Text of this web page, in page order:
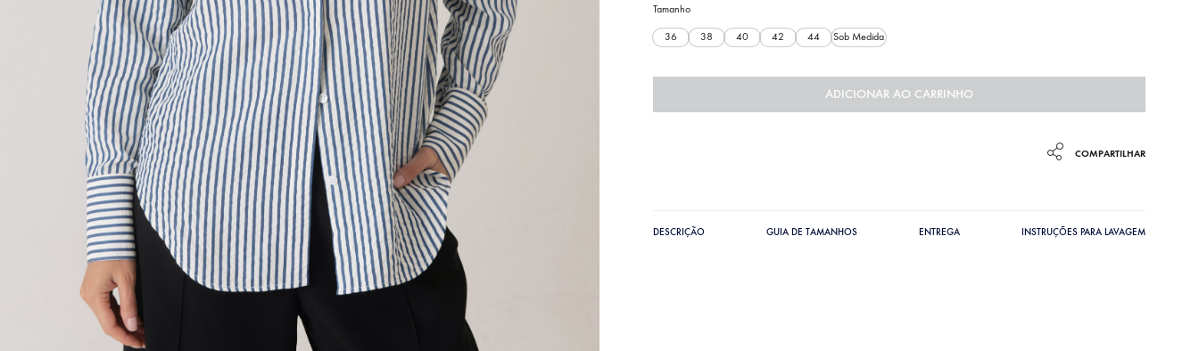
Tamanho
36 38 40 42 44 Sob Medida
ADICIONAR AO CARRINHO
COMPARTILHAR
DESCRIÇÃO GUIA DE TAMANHOS ENTREGA INSTRUÇÕES PARA LAVAGEM